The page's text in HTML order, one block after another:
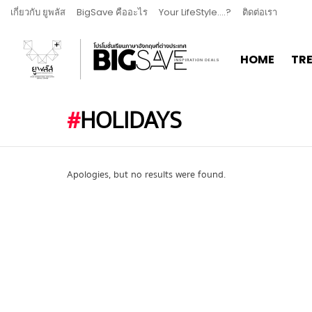
เกี่ยวกับ ยูพลัส BigSave คืออะไร Your LifeStyle….? ติดต่อเรา
HOME
HOLIDAYS
Apologies, but no results were found.